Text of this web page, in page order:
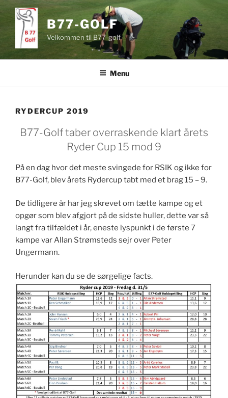
Videre
indhold
B77-GOLF
Velkommen til B77-golf
Menu
RYDERCUP 2019
B77-Golf taber overraskende klart årets
Ryder Cup 15 mod 9
På en dag hvor det meste svingede for RSIK og ikke for
B77-Golf, blev årets Rydercup tabt med et brag 15 – 9.
De tidligere år har jeg skrevet om tætte kampe og et
opgør som blev afgjort på de sidste huller, dette var så
langt fra tilfældet i år, eneste lyspunkt i de første 7
kampe var Allan Strømsteds sejr over Peter
Ungermann.
Herunder kan du se de sørgelige facts.